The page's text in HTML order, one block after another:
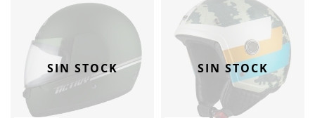
SIN STOCK SIN STOCK